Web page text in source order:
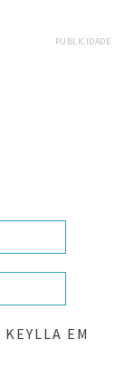
PUBLICIDADE
EM